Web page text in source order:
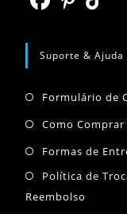
em
nova
aba
em
nova
aba
em
nova
Suporte & Ajuda
Formulário de
Como Comprar
Formas de
Política de
Reembolso